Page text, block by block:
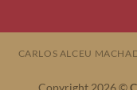
CARLOS ALCEU
Copyright 2026 ©